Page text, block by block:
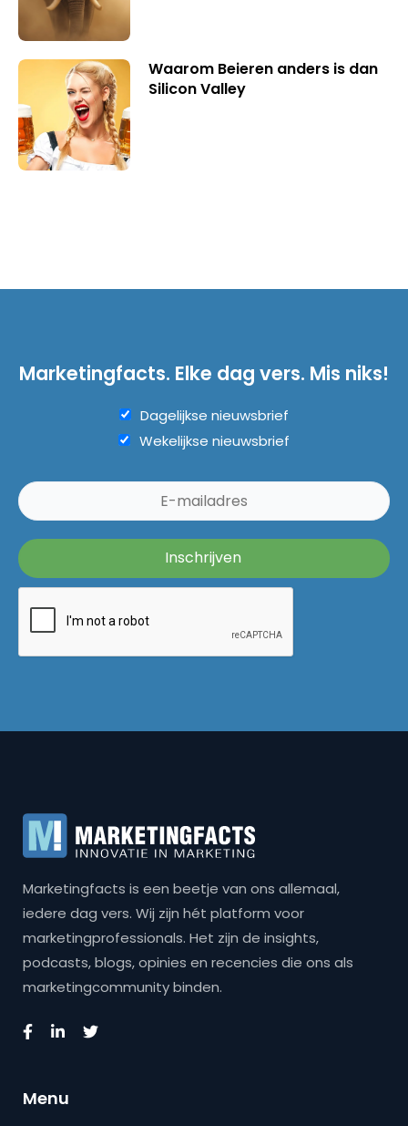
Waarom Beieren anders is dan
Silicon Valley
Marketingfacts. Elke dag vers. Mis niks!
Dagelijkse nieuwsbrief
Wekelijkse nieuwsbrief
Marketingfacts is een beetje van ons allemaal,
iedere dag vers. Wij zijn hét platform voor
marketingprofessionals. Het zijn de insights,
podcasts, blogs, opinies en recencies die ons als
marketingcommunity binden.
Menu